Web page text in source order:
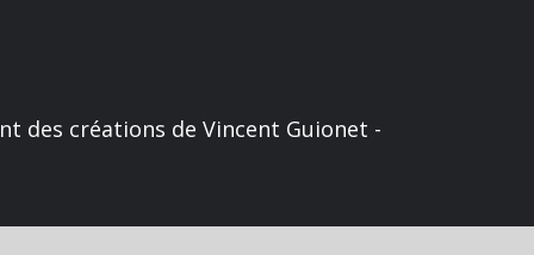
des créations de Vincent Guionet -